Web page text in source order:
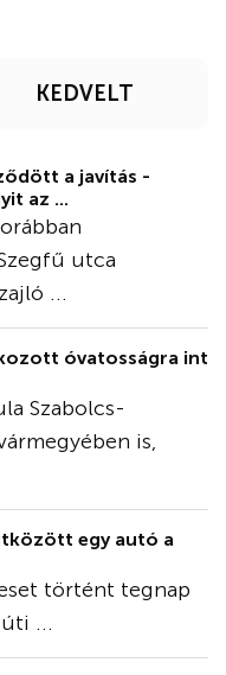
KEDVELT
a javítás -
az ...
utca
...
óvatosságra int
Szabolcs-
is,
egy autó a
történt tegnap
...